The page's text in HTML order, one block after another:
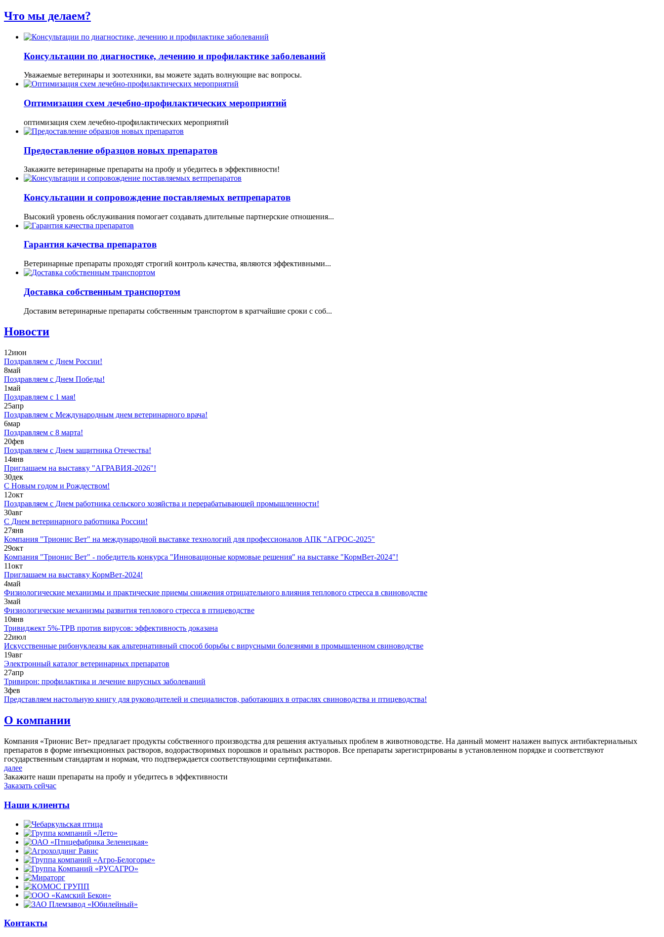
Что мы делаем?
Консультации по диагностике, лечению и профилактике заболеваний
Уважаемые ветеринары и зоотехники, вы можете задать волнующие вас вопросы.
Оптимизация схем лечебно-профилактических мероприятий
оптимизация схем лечебно-профилактических мероприятий
Предоставление образцов новых препаратов
Закажите ветеринарные препараты на пробу и убедитесь в эффективности!
Консультации и сопровождение поставляемых ветпрепаратов
Высокий уровень обслуживания помогает создавать длительные партнерские отношения...
Гарантия качества препаратов
Ветеринарные препараты проходят строгий контроль качества, являются эффективными...
Доставка собственным транспортом
Доставим ветеринарные препараты собственным транспортом в кратчайшие сроки с соб...
Новости
12июн
Поздравляем с Днем России!
8май
Поздравляем с Днем Победы!
1май
Поздравляем с 1 мая!
25апр
Поздравляем с Международным днем ветеринарного врача!
6мар
Поздравляем с 8 марта!
20фев
Поздравляем с Днем защитника Отечества!
14янв
Приглашаем на выставку "АГРАВИЯ-2026"!
30дек
С Новым годом и Рождеством!
12окт
Поздравляем с Днем работника сельского хозяйства и перерабатывающей промышленности!
30авг
С Днем ветеринарного работника России!
27янв
Компания "Трионис Вет" на международной выставке технологий для профессионалов АПК "АГРОС-2025"
29окт
Компания "Трионис Вет" - победитель конкурса "Инновационые кормовые решения" на выставке "КормВет-2024"!
11окт
Приглашаем на выставку КормВет-2024!
4май
Физиологические механизмы и практические приемы снижения отрицательного влияния теплового стресса в свиноводстве
3май
Физиологические механизмы развития теплового стресса в птицеводстве
10янв
Тривиджект 5%-ТРВ против вирусов: эффективность доказана
22июл
Искусственные рибонуклеазы как альтернативный способ борьбы с вирусными болезнями в промышленном свиноводстве
19авг
Электронный каталог ветеринарных препаратов
27апр
Тривирон: профилактика и лечение вирусных заболеваний
3фев
Представляем настольную книгу для руководителей и специалистов, работающих в отраслях свиноводства и птицеводства!
О компании
Компания «Трионис Вет» предлагает продукты собственного производства для решения актуальных проблем в животноводстве. На данный момент налажен выпуск антибактериальных
препаратов в форме инъекционных растворов, водорастворимых порошков и оральных растворов. Все препараты зарегистрированы в установленном порядке и соответствуют
государственным стандартам и нормам, что подтверждается соответствующими сертификатами.
далее
Закажите наши препараты на пробу и убедитесь в эффективности
Заказать сейчас
Наши клиенты
Контакты